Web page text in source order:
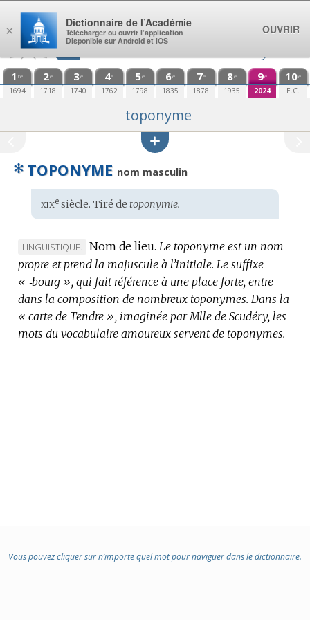
Aller au contenu
1 re
1694
2e
1718
3e
1740
4e
1762
5e
1798
6e
1835
7e
1878
8e
1935
9e
2024
10e
E.C.
toponyme
✻ TOPONYME nom masculin
Étymologie
:
xixesiècle. Tiré de toponymie.
MARQUE
DE
DOMAINE
:
LINGUISTIQUE. Nom de lieu. Le toponyme est un nom
propre et prend la majuscule à l’initiale. Le suffixe
« ‑bourg », qui fait référence à une place forte, entre
dans la composition de nombreux toponymes. Dans la
« carte de Tendre », imaginée par Mlle de Scudéry, les
mots du vocabulaire amoureux servent de toponymes.
Vous pouvez cliquer sur n’importe quel mot pour naviguer dans le dictionnaire.
×
Dictionnaire de l’Académie
Télécharger ou ouvrir l’application
Disponible sur Android et iOS
OUVRIR